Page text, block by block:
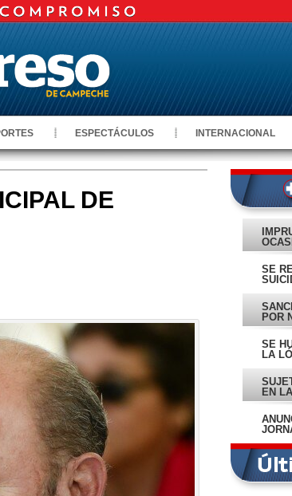
ESPECTÁCULOS INTERNACIONAL
DE
SE
POR
SE
LA
EN